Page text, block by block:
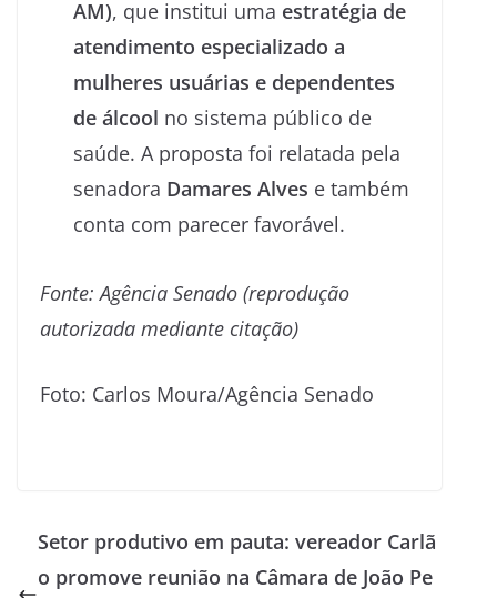
AM), que institui uma estratégia de
atendimento especializado a
mulheres usuárias e dependentes
de álcool no sistema público de
saúde. A proposta foi relatada pela
senadora Damares Alves e também
conta com parecer favorável.
Fonte: Agência Senado (reprodução
autorizada mediante citação)
Foto: Carlos Moura/Agência Senado
Setor produtivo em pauta: vereador Carlã
o promove reunião na Câmara de João Pe